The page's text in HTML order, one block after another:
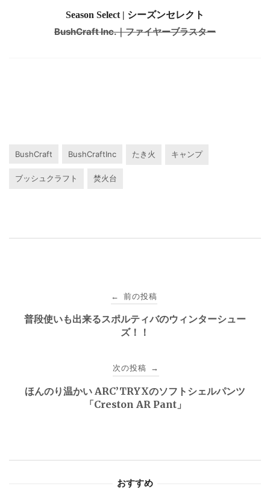
Season Select | シーズンセレクト
BushCraft Inc.｜ファイヤーブラスター
BushCraft BushCraftInc たき火 キャンプ
ブッシュクラフト 焚火台
← 前の投稿
普段使いも出来るスポルティバのウィンターシュー
ズ！！
次の投稿 →
ほんのり温かい ARC’TRYXのソフトシェルパンツ
「Creston AR Pant」
おすすめ